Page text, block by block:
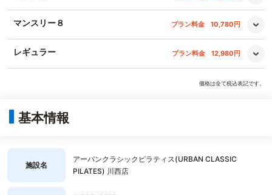
マンスリー８ プラン料金 10,780円
レギュラー プラン料金 12,980円
価格は全て税込表記です。
基本情報
施設名
アーバンクラシックピラティス(URBAN CLASSIC
PILATES) 川西店